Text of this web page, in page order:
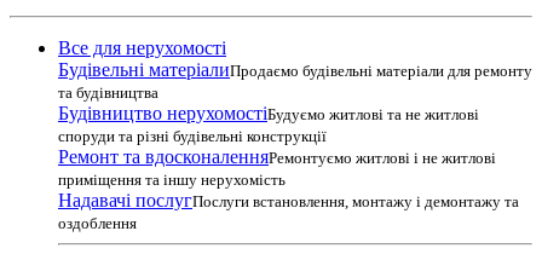
Все для нерухомості
Будівельні матеріалиПродаємо будівельні матеріали для ремонту
та будівництва
Будівництво нерухомостіБудуємо житлові та не житлові
споруди та різні будівельні конструкції
Ремонт та вдосконаленняРемонтуємо житлові і не житлові
приміщення та іншу нерухомість
Надавачі послугПослуги встановлення, монтажу і демонтажу та
оздоблення